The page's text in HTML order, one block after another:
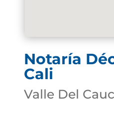
Notaría
Cali
Valle Del